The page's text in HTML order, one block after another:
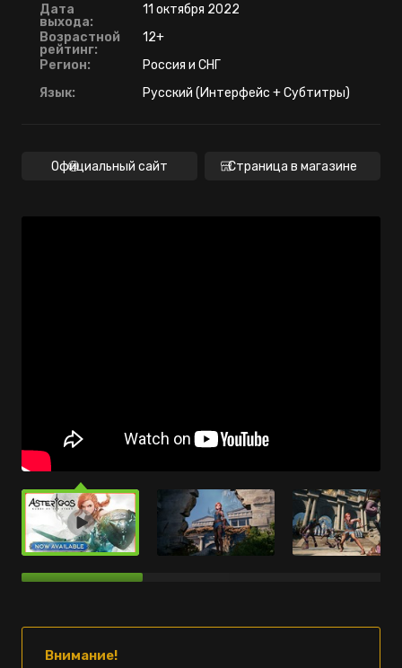
Дата
выхода:
11 октября 2022
Возрастной
рейтинг:
12+
Регион:
Россия и СНГ
Язык:
Русский (Интерфейс + Субтитры)
Официальный сайт Страница в магазине
Внимание!